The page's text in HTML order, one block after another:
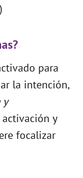
)
para
la intención,
y
focalizar